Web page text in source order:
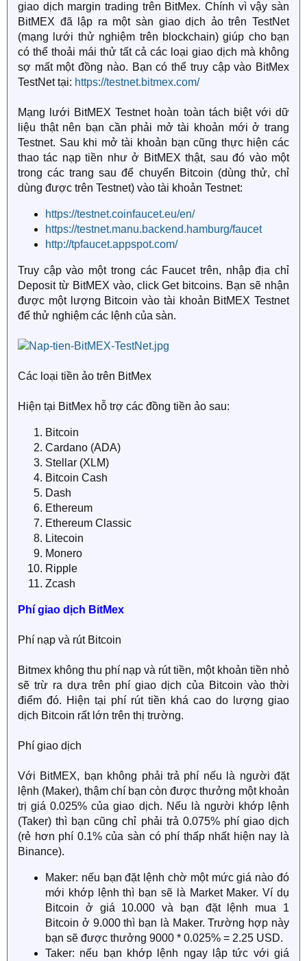
giao dịch margin trading trên BitMex. Chính vì vậy sàn
BitMEX đã lập ra một sàn giao dịch ảo trên TestNet
(mạng lưới thử nghiệm trên blockchain) giúp cho bạn
có thể thoải mái thử tất cả các loại giao dịch mà không
sợ mất một đồng nào. Bạn có thể truy cập vào BitMex
TestNet tại: https://testnet.bitmex.com/
Mạng lưới BitMEX Testnet hoàn toàn tách biệt với dữ
liệu thật nên bạn cần phải mở tài khoản mới ở trang
Testnet. Sau khi mở tài khoản bạn cũng thực hiện các
thao tác nạp tiền như ở BitMEX thật, sau đó vào một
trong các trang sau để chuyển Bitcoin (dùng thử, chỉ
dùng được trên Testnet) vào tài khoản Testnet:
https://testnet.coinfaucet.eu/en/
https://testnet.manu.backend.hamburg/faucet
http://tpfaucet.appspot.com/
Truy cập vào một trong các Faucet trên, nhập địa chỉ
Deposit từ BitMEX vào, click Get bitcoins. Bạn sẽ nhận
được một lượng Bitcoin vào tài khoản BitMEX Testnet
để thử nghiệm các lệnh của sàn.
Các loại tiền ảo trên BitMex
Hiện tại BitMex hỗ trợ các đồng tiền ảo sau:
Bitcoin
Cardano (ADA)
Stellar (XLM)
Bitcoin Cash
Dash
Ethereum
Ethereum Classic
Litecoin
Monero
Ripple
Zcash
Phí giao dịch BitMex
Phí nạp và rút Bitcoin
Bitmex không thu phí nạp và rút tiền, một khoản tiền nhỏ
sẽ trừ ra dựa trên phí giao dịch của Bitcoin vào thời
điểm đó. Hiện tại phí rút tiền khá cao do lượng giao
dịch Bitcoin rất lớn trên thị trường.
Phí giao dịch
Với BitMEX, bạn không phải trả phí nếu là người đặt
lệnh (Maker), thậm chí bạn còn được thưởng một khoản
trị giá 0.025% của giao dịch. Nếu là người khớp lệnh
(Taker) thì bạn cũng chỉ phải trả 0.075% phí giao dịch
(rẻ hơn phí 0.1% của sàn có phí thấp nhất hiện nay là
Binance).
Maker: nếu bạn đặt lệnh chờ một mức giá nào đó
mới khớp lệnh thì bạn sẽ là Market Maker. Ví dụ
Bitcoin ở giá 10.000 và bạn đặt lệnh mua 1
Bitcoin ở 9.000 thì bạn là Maker. Trường hợp này
bạn sẽ được thưởng 9000 * 0.025% = 2.25 USD.
Taker: nếu bạn khớp lệnh ngay lập tức với giá